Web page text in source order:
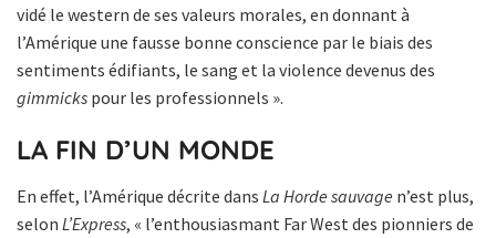
vidé le western de ses valeurs morales, en donnant à
l’Amérique une fausse bonne conscience par le biais des
sentiments édifiants, le sang et la violence devenus des
gimmicks pour les professionnels ».
LA FIN D’UN MONDE
En effet, l’Amérique décrite dans La Horde sauvage n’est plus,
selon L’Express, « l’enthousiasmant Far West des pionniers de